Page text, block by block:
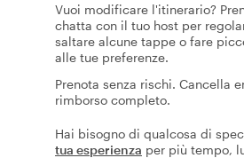
Vuoi modificare l'itinerario?
chatta con il tuo host per
saltare alcune tappe o fare
alle tue preferenze.
Prenota senza rischi. Cancella
rimborso completo.
Hai bisogno di qualcosa di
tua esperienza per più tempo,